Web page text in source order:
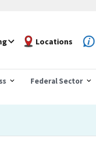
Locations
Federal Sector